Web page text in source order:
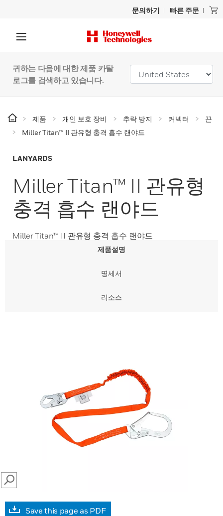
문의하기 빠른 주문
귀하는 다음에 대한 제품 카탈
로그를 검색하고 있습니다.
제품 개인 보호 장비 추락 방지 커넥터
끈
Miller Titan™ II 관유형 충격 흡수 랜야드
LANYARDS
Miller Titan™ II 관유형
충격 흡수 랜야드
Miller Titan™ II 관유형 충격 흡수 랜야드
제품설명
명세서
리소스
SEARCH
Save this page as PDF